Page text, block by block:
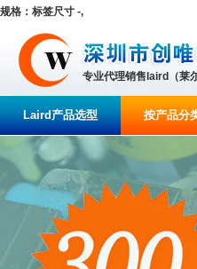
规格：标签尺寸 -,
专业代理销售laird（莱
Laird产品选型 按产品分